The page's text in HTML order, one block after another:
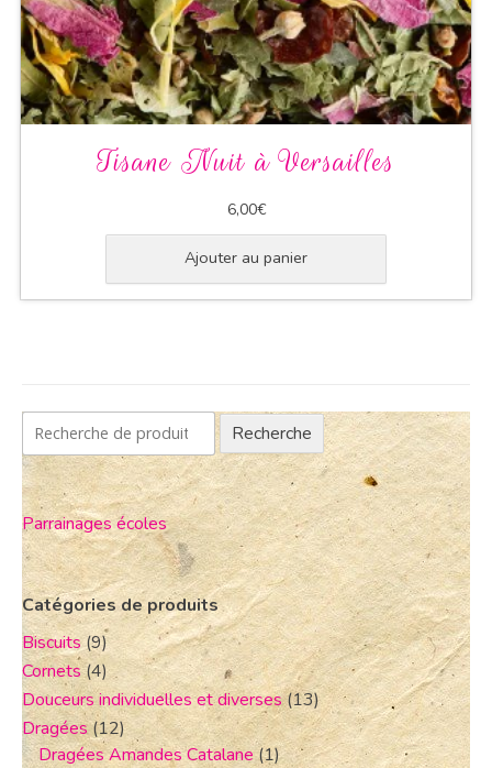
Tisane Nuit à Versailles
6,00€
Ajouter au panier
Recherche
Parrainages écoles
Catégories de produits
Biscuits(9)
Cornets(4)
Douceurs individuelles et diverses (13)
Dragées(12)
Dragées Amandes Catalane(1)